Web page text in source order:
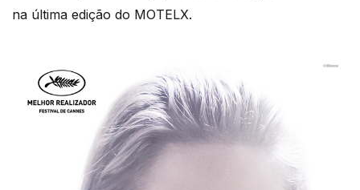
na última edição do MOTELX.